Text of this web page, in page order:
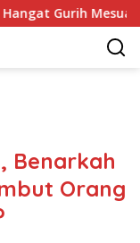
Gurih Mesua Siram
Benarkah
Orang